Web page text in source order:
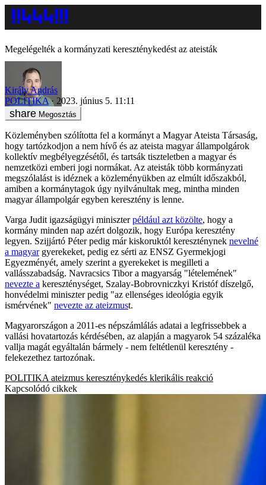
Megelégelték a kormányzati kereszténykedést az ateisták
Király András
POLITIKA
2023. június 5. 11:11
Megosztás
Közleményben szólította fel a kormányt a Magyar Ateista Társaság,
hogy tartózkodjon a nem hívő és az ateista magyar állampolgárok
kollektív megbélyegzésétől, és tartsák tiszteletben a magyar és
nemzetközi emberi jogi normákat. Az ateisták több kormányzati
megszólalást is idéznek a közleményükben az elmúlt időszakból,
amiben a kormánytagok úgy nyilvánultak meg, mintha minden
magyar állampolgár egyben keresztény is lenne.
Varga Judit igazságügyi miniszterpéldául azt közölte, hogy a
kormány minden nap azért dolgozik, hogy Európa keresztény
legyen. Szijjártó Péter pedig már kiskoruktól kereszténynek nevelné
a magyargyerekeket, pedig ez sérti az ENSZ Gyermekjogi
Egyezményét, amely szerint a gyerekeket is megilleti a
vallásszabadság. Navracsics Tibor a magyarság "lételemének"
nevezte a kereszténységet, Szalay-Bobrovniczkyi Kristóf díszelgő,
honvédelmi miniszter pedig "az ellenséges ideológia egyik
ismérvének" nevezte az ateizmust.
Magyarországon a 2011-es népszámlálás adatai a legfrissebbek a
vallási hovatartozás kérdésében, az alapján a magyarok 54 százaléka
vallja magát egyáltalán bármely - nem feltétlenül keresztény -
felekezethez tartozónak.
POLITIKA ateizmus kereszténykedés klerikális reakció
Kapcsolódó cikkek